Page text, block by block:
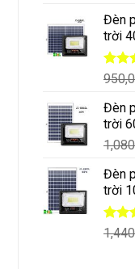
Đèn
trời
Được
5 sao
Đèn
trời
Đèn
trời
Được